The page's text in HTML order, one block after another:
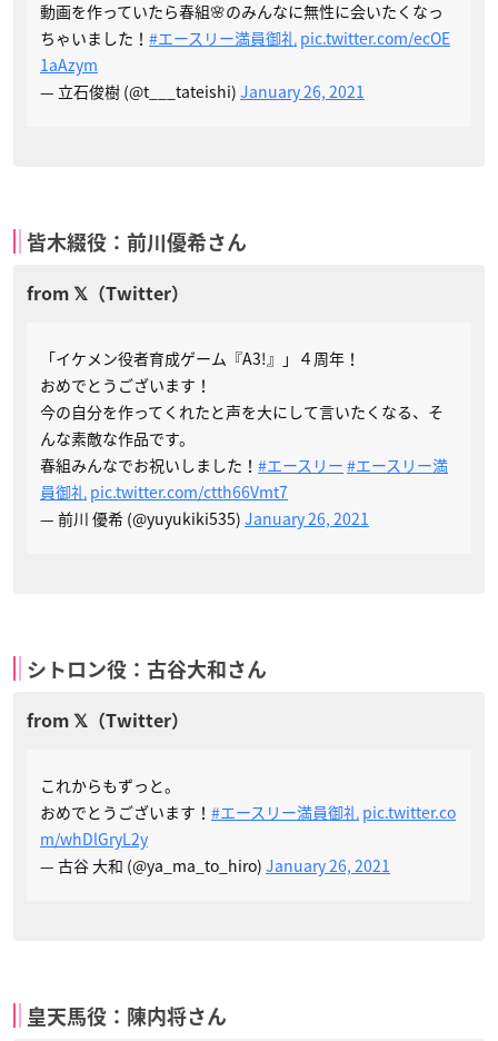
動画を作っていたら春組🌸のみんなに無性に会いたくなっ
ちゃいました！ #エースリー満員御礼 pic.twitter.com/ecOE
1aAzym
— 立石俊樹 (@t___tateishi) January 26, 2021
皆木綴役：前川優希さん
「イケメン役者育成ゲーム『A3!』」４周年！
おめでとうございます！
今の自分を作ってくれたと声を大にして言いたくなる、そ
んな素敵な作品です。
春組みんなでお祝いしました！ #エースリー #エースリー満
員御礼 pic.twitter.com/ctth66Vmt7
— 前川 優希 (@yuyukiki535) January 26, 2021
シトロン役：古谷大和さん
これからもずっと。
おめでとうございます！ #エースリー満員御礼 pic.twitter.co
m/whDlGryL2y
— 古谷 大和 (@ya_ma_to_hiro) January 26, 2021
皇天馬役：陳内将さん